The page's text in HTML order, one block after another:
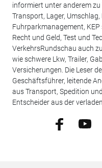
informiert unter anderem
Transport, Lager,
Fuhrparkmanagement,
Recht und Geld, Test und
VerkehrsRundschau auch
wie schwere Lkw, Trailer,
Versicherungen. Die Leser
Geschäftsführer, leitende
aus Transport, Spedition
Entscheider aus der